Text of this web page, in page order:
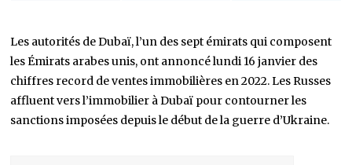
Les autorités de Dubaï, l’un des sept émirats qui composent
les Émirats arabes unis, ont annoncé lundi 16 janvier des
chiffres record de ventes immobilières en 2022. Les Russes
affluent vers l’immobilier à Dubaï pour contourner les
sanctions imposées depuis le début de la guerre d’Ukraine.